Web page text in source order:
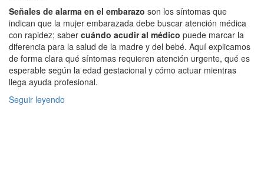
Señales de alarma en el embarazo son los síntomas que
indican que la mujer embarazada debe buscar atención médica
con rapidez; saber cuándo acudir al médico puede marcar la
diferencia para la salud de la madre y del bebé. Aquí explicamos
de forma clara qué síntomas requieren atención urgente, qué es
esperable según la edad gestacional y cómo actuar mientras
llega ayuda profesional.
Seguir leyendo